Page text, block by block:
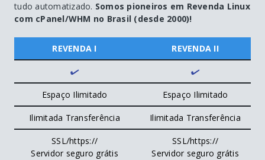
tudo automatizado. Somos pioneiros em Revenda Linux
com cPanel/WHM no Brasil (desde 2000)!
REVENDA I REVENDA II
Espaço Ilimitado Espaço Ilimitado
Ilimitada Transferência Ilimitada Transferência
SSL/https://
Servidor seguro grátis
SSL/https://
Servidor seguro grátis